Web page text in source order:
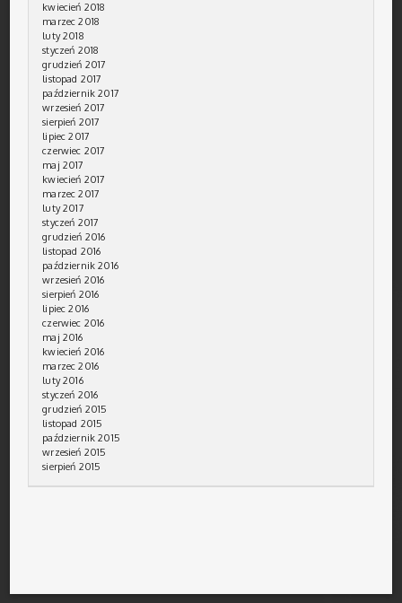
kwiecień 2018
marzec 2018
luty 2018
styczeń 2018
grudzień 2017
listopad 2017
październik 2017
wrzesień 2017
sierpień 2017
lipiec 2017
czerwiec 2017
maj 2017
kwiecień 2017
marzec 2017
luty 2017
styczeń 2017
grudzień 2016
listopad 2016
październik 2016
wrzesień 2016
sierpień 2016
lipiec 2016
czerwiec 2016
maj 2016
kwiecień 2016
marzec 2016
luty 2016
styczeń 2016
grudzień 2015
listopad 2015
październik 2015
wrzesień 2015
sierpień 2015